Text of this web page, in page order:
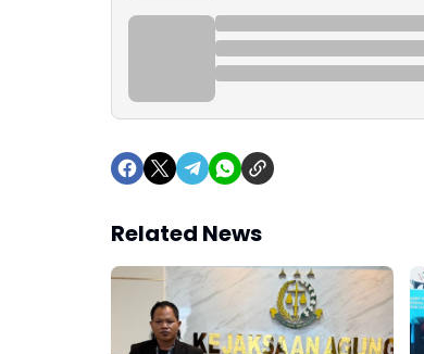
Related News